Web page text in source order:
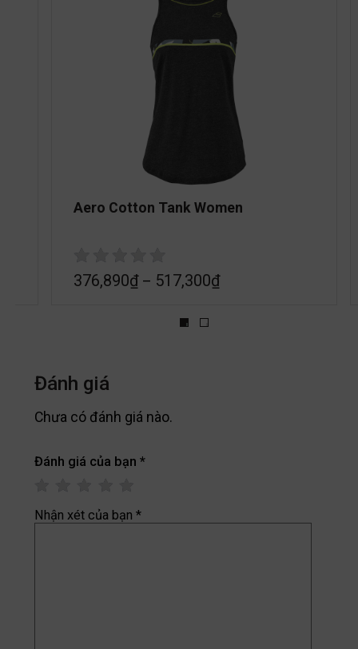
Aero Cotton Tank Women
376,890₫– 517,300₫
Đánh giá
Chưa có đánh giá nào.
Đánh giá của bạn *
Nhận xét của bạn *